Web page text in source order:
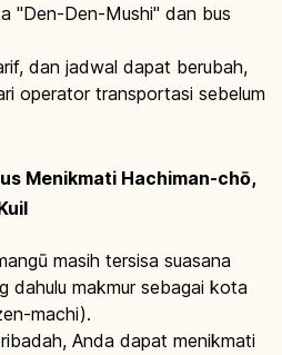
"Den-Den-Mushi" dan bus
dan jadwal dapat berubah,
operator transportasi sebelum
Menikmati Hachiman-chō,
masih tersisa suasana
dahulu makmur sebagai kota
machi).
Anda dapat menikmati